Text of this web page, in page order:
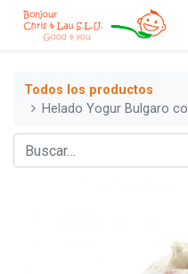
Todos los productos
Helado Yogur Bulgaro